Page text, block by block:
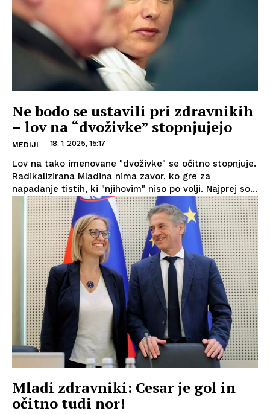
Ne bodo se ustavili pri zdravnikih
– lov na “dvoživke” stopnjujejo
MEDIJI 18. 1. 2025, 15:17
Lov na tako imenovane "dvoživke" se očitno stopnjuje.
Radikalizirana Mladina nima zavor, ko gre za
napadanje tistih, ki "njihovim" niso po volji. Najprej so...
Mladi zdravniki: Cesar je gol in
očitno tudi nor!